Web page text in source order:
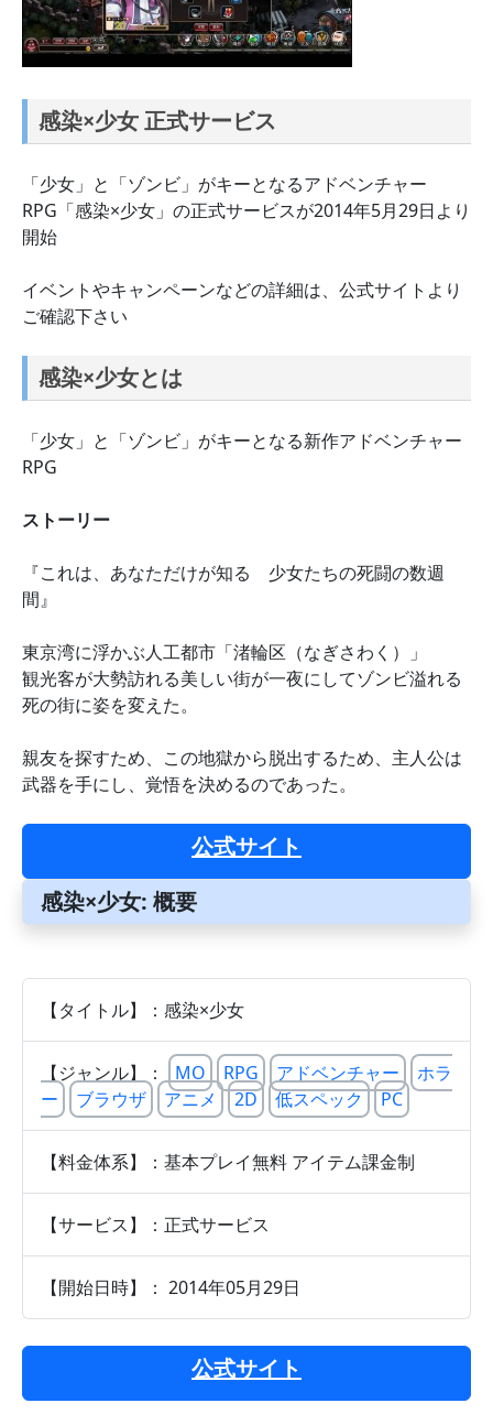
感染×少女 正式サービス
「少女」と「ゾンビ」がキーとなるアドベンチャー
RPG「感染×少女」の正式サービスが2014年5月29日より
開始
イベントやキャンペーンなどの詳細は、公式サイトより
ご確認下さい
感染×少女とは
「少女」と「ゾンビ」がキーとなる新作アドベンチャー
RPG
ストーリー
『これは、あなただけが知る 少女たちの死闘の数週
間』
東京湾に浮かぶ人工都市「渚輪区（なぎさわく）」
観光客が大勢訪れる美しい街が一夜にしてゾンビ溢れる
死の街に姿を変えた。
親友を探すため、この地獄から脱出するため、主人公は
武器を手にし、覚悟を決めるのであった。
公式サイト
感染×少女: 概要
【タイトル】：感染×少女
【ジャンル】： MO RPG アドベンチャー
ホラ
ー
ブラウザ アニメ 2D 低スペック PC
【料金体系】：基本プレイ無料 アイテム課金制
【サービス】：正式サービス
【開始日時】： 2014年05月29日
公式サイト